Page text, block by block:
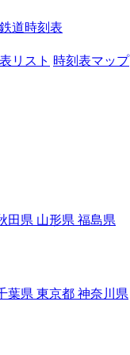
道時刻表
リスト 時刻表マップ
田県 山形県 福島県
葉県 東京都 神奈川県